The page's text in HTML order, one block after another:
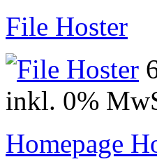
File Hoster
inkl. 0%
Homepage